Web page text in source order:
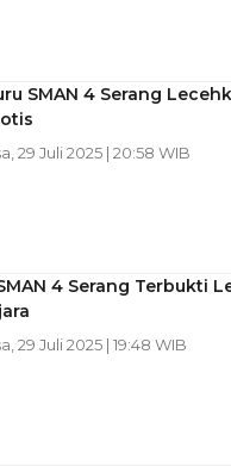
SMAN 4 Serang
29 Juli 2025 | 20:58 WIB
4 Serang Terbukti
29 Juli 2025 | 19:48 WIB